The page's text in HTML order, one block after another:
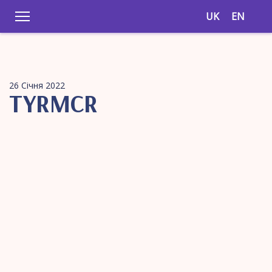
UK EN
26 Січня 2022
TYRMCR